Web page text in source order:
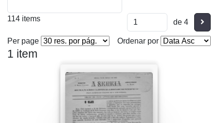
114 items de 4
Per page Ordenar por
1 item